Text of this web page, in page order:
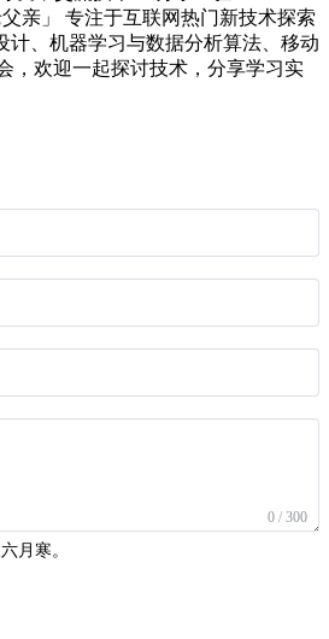
亲」 专注于互联网热门新技术探索
计、机器学习与数据分析算法、移动
，欢迎一起探讨技术，分享学习实
0 / 300
月寒。